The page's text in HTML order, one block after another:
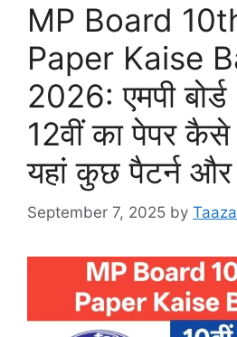
MP Board
Paper Kaise
2026: एमपी
12वीं का पेपर कैसे
यहां कुछ पैटर्न
September 7, 2025 by